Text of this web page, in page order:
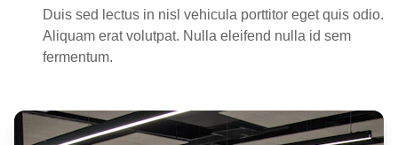
Duis sed lectus in nisl vehicula porttitor eget quis odio.
Aliquam erat volutpat. Nulla eleifend nulla id sem
fermentum.